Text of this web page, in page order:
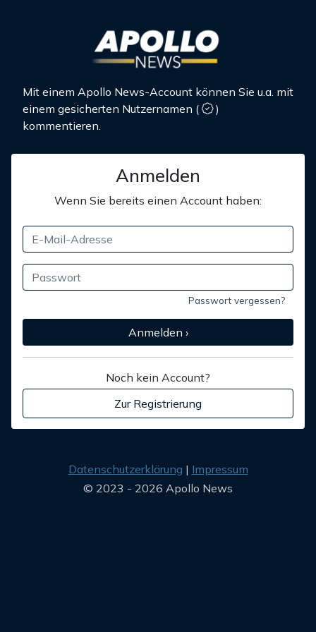
Mit einem Apollo News-Account können Sie u.a. mit
einem gesicherten Nutzernamen (
)
kommentieren.
Anmelden
Wenn Sie bereits einen Account haben:
Passwort vergessen?
Anmelden ›
Noch kein Account?
Zur Registrierung
Datenschutzerklärung
Impressum
© 2023 - 2026 Apollo News